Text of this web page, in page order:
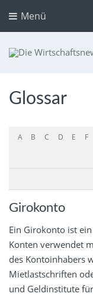
Menü
Glossar
A B C D E F
Girokonto
Ein Girokonto ist
Konten verwendet
des Kontoinhabers
Mietlastschriften
und Geldinstitute